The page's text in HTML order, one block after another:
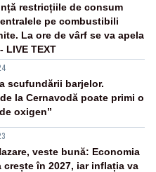
restricțiile de consum
pe combustibili
La ore de vârf se va apela
LIVE TEXT
scufundării barjelor.
la Cernavodă poate primi o
oxigen”
veste bună: Economia
crește în 2027, iar inflația va